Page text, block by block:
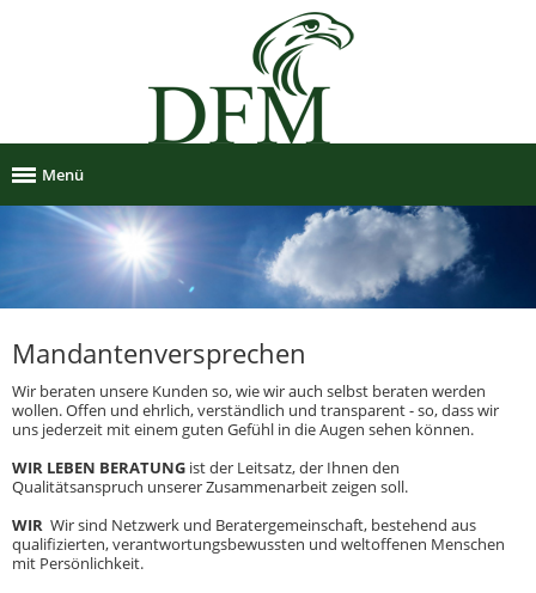
Menü
Mandantenversprechen
Wir beraten unsere Kunden so, wie wir auch selbst beraten werden
wollen. Offen und ehrlich, verständlich und transparent - so, dass wir
uns jederzeit mit einem guten Gefühl in die Augen sehen können.
WIR LEBEN BERATUNG ist der Leitsatz, der Ihnen den
Qualitätsanspruch unserer Zusammenarbeit zeigen soll.
WIR ­ Wir sind Netzwerk und Beratergemeinschaft, bestehend aus
qualifizierten, verantwortungsbewussten und weltoffenen Menschen
mit Persönlichkeit.